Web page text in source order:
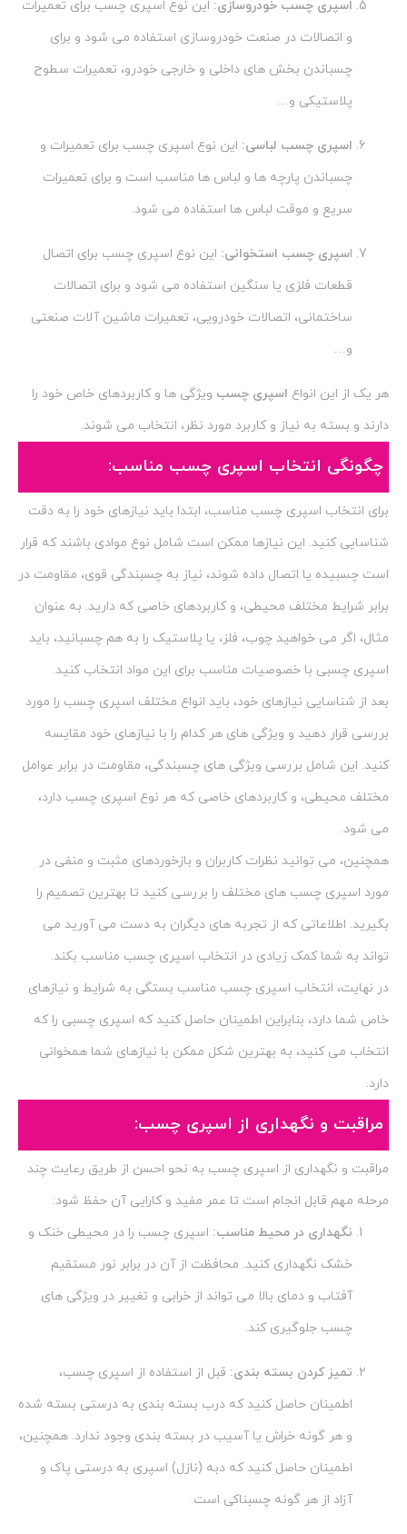
اسپری چسب خودروسازی: این نوع اسپری چسب برای تعمیرات
و اتصالات در صنعت خودروسازی استفاده می شود و برای
چسباندن بخش های داخلی و خارجی خودرو، تعمیرات سطوح
پلاستیکی و…
اسپری چسب لباسی: این نوع اسپری چسب برای تعمیرات و
چسباندن پارچه ها و لباس ها مناسب است و برای تعمیرات
سریع و موقت لباس ها استفاده می شود.
اسپری چسب استخوانی: این نوع اسپری چسب برای اتصال
قطعات فلزی یا سنگین استفاده می شود و برای اتصالات
ساختمانی، اتصالات خودرویی، تعمیرات ماشین آلات صنعتی
و…
هر یک از این انواع اسپری چسب ویژگی ها و کاربردهای خاص خود را
دارند و بسته به نیاز و کاربرد مورد نظر، انتخاب می شوند.
چگونگی انتخاب اسپری چسب مناسب:
برای انتخاب اسپری چسب مناسب، ابتدا باید نیازهای خود را به دقت
شناسایی کنید. این نیازها ممکن است شامل نوع موادی باشند که قرار
است چسبیده یا اتصال داده شوند، نیاز به چسبندگی قوی، مقاومت در
برابر شرایط مختلف محیطی، و کاربردهای خاصی که دارید. به عنوان
مثال، اگر می خواهید چوب، فلز، یا پلاستیک را به هم چسبانید، باید
اسپری چسبی با خصوصیات مناسب برای این مواد انتخاب کنید.
بعد از شناسایی نیازهای خود، باید انواع مختلف اسپری چسب را مورد
بررسی قرار دهید و ویژگی های هر کدام را با نیازهای خود مقایسه
کنید. این شامل بررسی ویژگی های چسبندگی، مقاومت در برابر عوامل
مختلف محیطی، و کاربردهای خاصی که هر نوع اسپری چسب دارد،
می شود.
همچنین، می توانید نظرات کاربران و بازخوردهای مثبت و منفی در
مورد اسپری چسب های مختلف را بررسی کنید تا بهترین تصمیم را
بگیرید. اطلاعاتی که از تجربه های دیگران به دست می آورید می
تواند به شما کمک زیادی در انتخاب اسپری چسب مناسب بکند.
در نهایت، انتخاب اسپری چسب مناسب بستگی به شرایط و نیازهای
خاص شما دارد، بنابراین اطمینان حاصل کنید که اسپری چسبی را که
انتخاب می کنید، به بهترین شکل ممکن با نیازهای شما همخوانی
دارد.
مراقبت و نگهداری از اسپری چسب:
مراقبت و نگهداری از اسپری چسب به نحو احسن از طریق رعایت چند
مرحله مهم قابل انجام است تا عمر مفید و کارایی آن حفظ شود:
نگهداری در محیط مناسب: اسپری چسب را در محیطی خنک و
خشک نگهداری کنید. محافظت از آن در برابر نور مستقیم
آفتاب و دمای بالا می تواند از خرابی و تغییر در ویژگی های
چسب جلوگیری کند.
تمیز کردن بسته بندی: قبل از استفاده از اسپری چسب،
اطمینان حاصل کنید که درب بسته بندی به درستی بسته شده
و هر گونه خراش یا آسیب در بسته بندی وجود ندارد. همچنین،
اطمینان حاصل کنید که دبه (نازل) اسپری به درستی پاک و
آزاد از هر گونه چسبناکی است.